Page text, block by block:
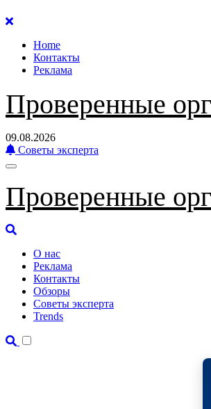
Перейти
содержанию
Home
Контакты
Реклама
Проверенные
09.08.2026
Советы эксперта
Проверенные
О нас
Реклама
Контакты
Обзоры
Советы эксперта
Trends